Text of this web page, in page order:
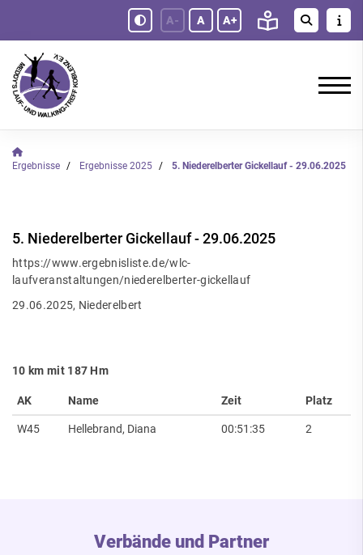
A- A A+
Ergebnisse Ergebnisse 2025 5. Niederelberter Gickellauf - 29.06.2025
5. Niederelberter Gickellauf - 29.06.2025
https://www.ergebnisliste.de/wlc-
laufveranstaltungen/niederelberter-gickellauf
29.06.2025, Niederelbert
10 km mit 187 Hm
AK Name Zeit Platz
W45 Hellebrand, Diana 00:51:35 2
Verbände und Partner